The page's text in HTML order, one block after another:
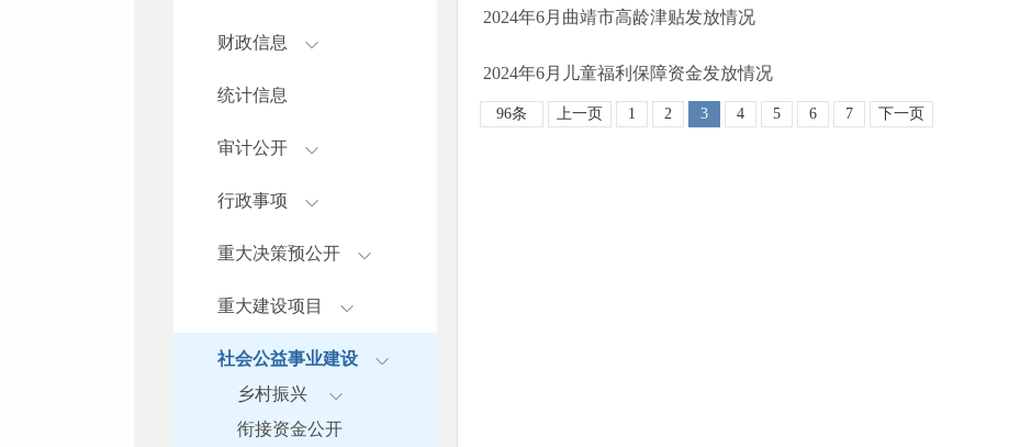
财政信息
统计信息
审计公开
行政事项
重大决策预公开
重大建设项目
社会公益事业建设
乡村振兴
衔接资金公开
2024年6月曲靖市高龄津贴发放情况
2024年6月儿童福利保障资金发放情况
96条 上一页 1 2 3 4 5 6 7 下一页